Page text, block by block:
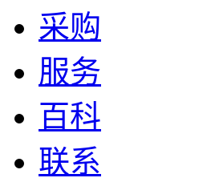
采购
服务
百科
联系